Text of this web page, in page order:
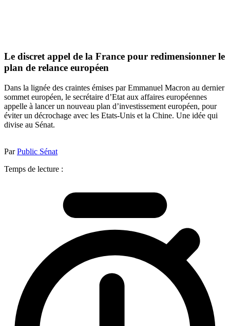
Le discret appel de la France pour redimensionner le
plan de relance européen
Dans la lignée des craintes émises par Emmanuel Macron au dernier
sommet européen, le secrétaire d’Etat aux affaires européennes
appelle à lancer un nouveau plan d’investissement européen, pour
éviter un décrochage avec les Etats-Unis et la Chine. Une idée qui
divise au Sénat.
ParPublic Sénat
Temps de lecture :